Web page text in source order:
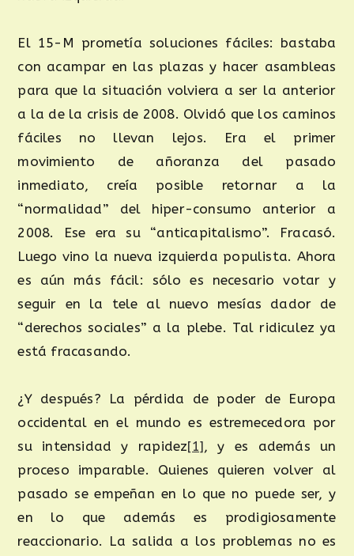
El 15-M prometía soluciones fáciles: bastaba
con acampar en las plazas y hacer asambleas
para que la situación volviera a ser la anterior
a la de la crisis de 2008. Olvidó que los caminos
fáciles no llevan lejos. Era el primer
movimiento de añoranza del pasado
inmediato, creía posible retornar a la
“normalidad” del hiper-consumo anterior a
2008. Ese era su “anticapitalismo”. Fracasó.
Luego vino la nueva izquierda populista. Ahora
es aún más fácil: sólo es necesario votar y
seguir en la tele al nuevo mesías dador de
“derechos sociales” a la plebe. Tal ridiculez ya
está fracasando.
¿Y después? La pérdida de poder de Europa
occidental en el mundo es estremecedora por
su intensidad y rapidez[1], y es además un
proceso imparable. Quienes quieren volver al
pasado se empeñan en lo que no puede ser, y
en lo que además es prodigiosamente
reaccionario. La salida a los problemas no es